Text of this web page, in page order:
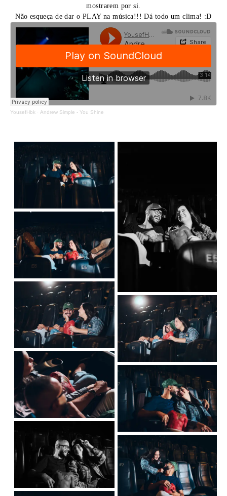
mostrarem por si.
Não esqueça de dar o PLAY na música!!! Dá todo um clima! :D
YousefHbk · Andrew Simple - You Shine